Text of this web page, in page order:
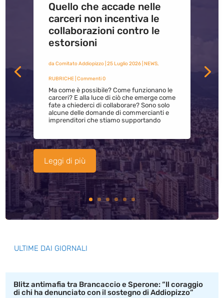
Quello che accade nelle
carceri non incentiva le
collaborazioni contro le
estorsioni
da Comitato Addiopizzo| 25 Luglio 2026| NEWS,
RUBRICHE| Commenti 0
Ma come è possibile? Come funzionano le
carceri? E alla luce di ciò che emerge come
fate a chiederci di collaborare? Sono solo
alcune delle domande di commercianti e
imprenditori che stiamo supportando
Leggi di più
ULTIME DAI GIORNALI
Blitz antimafia tra Brancaccio e Sperone: “Il coraggio
di chi ha denunciato con il sostegno di Addiopizzo”